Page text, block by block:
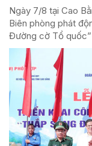
Ngày 7/8 tại Cao
Biên phòng phát
Đường cờ Tổ quốc”